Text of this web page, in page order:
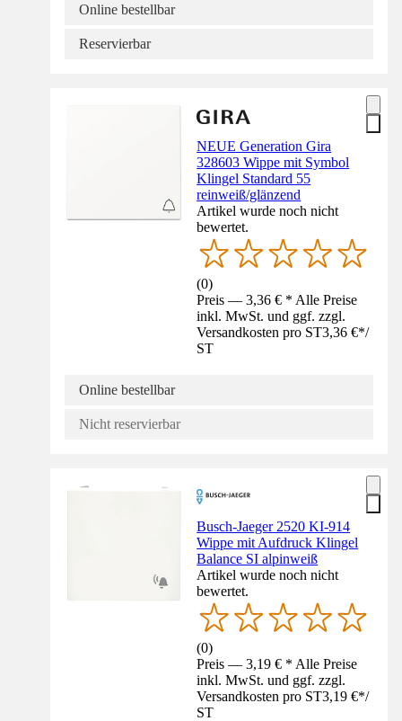
Online bestellbar
Reservierbar
NEUE Generation Gira
328603 Wippe mit Symbol
Klingel Standard 55
reinweiß/glänzend
Artikel wurde noch nicht
bewertet.
(0)
Preis — 3,36 € * Alle Preise
inkl. MwSt. und ggf. zzgl.
Versandkosten pro ST3,36 €*/
ST
Online bestellbar
Nicht reservierbar
Busch-Jaeger 2520 KI-914
Wippe mit Aufdruck Klingel
Balance SI alpinweiß
Artikel wurde noch nicht
bewertet.
(0)
Preis — 3,19 € * Alle Preise
inkl. MwSt. und ggf. zzgl.
Versandkosten pro ST3,19 €*/
ST